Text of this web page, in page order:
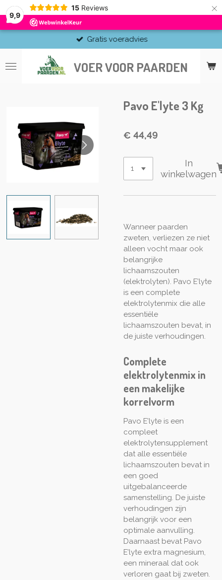
9,9
15 Reviews ×
VOER VOOR PAARDEN
Gratis voeradvies
Pavo E'lyte 3 Kg
€ 44,49
In
winkelwagen
Wanneer paarden
zweten, verliezen ze niet
alleen vocht maar ook
belangrijke
lichaamszouten
(elektrolyten). Pavo E’lyte
is een complete
elektrolytenmix die alle
essentiële
lichaamszouten bevat, in
de juiste verhoudingen.
Complete
elektrolytenmix in
een makelijke
korrelvorm
Pavo E’lyte is een
compleet
elektrolytensupplement
dat alle essentiële
lichaamszouten bevat in
een goed
uitgebalanceerde
samenstelling. De juiste
verhoudingen zijn
belangrijk voor een
optimale aanvulling.
Daarnaast bevat Pavo
E’lyte extra magnesium,
een mineraal dat ook
verloren gaat bij zweten.